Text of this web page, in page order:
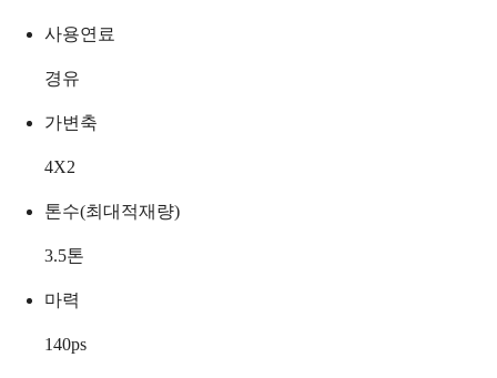
사용연료
경유
가변축
4X2
톤수(최대적재량)
3.5톤
마력
140ps